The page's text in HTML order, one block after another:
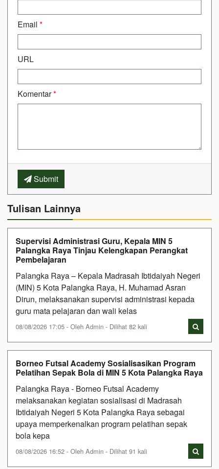
Email *
URL
Komentar*
Submit
Tulisan Lainnya
Supervisi Administrasi Guru, Kepala MIN 5
Palangka Raya Tinjau Kelengkapan Perangkat
Pembelajaran
Palangka Raya – Kepala Madrasah Ibtidaiyah Negeri
(MIN) 5 Kota Palangka Raya, H. Muhamad Asran
Dirun, melaksanakan supervisi administrasi kepada
guru mata pelajaran dan wali kelas
08/08/2026 17:05 - Oleh Admin - Dilihat 82 kali
Borneo Futsal Academy Sosialisasikan Program
Pelatihan Sepak Bola di MIN 5 Kota Palangka Raya
Palangka Raya - Borneo Futsal Academy
melaksanakan kegiatan sosialisasi di Madrasah
Ibtidaiyah Negeri 5 Kota Palangka Raya sebagai
upaya memperkenalkan program pelatihan sepak
bola kepa
08/08/2026 16:52 - Oleh Admin - Dilihat 91 kali